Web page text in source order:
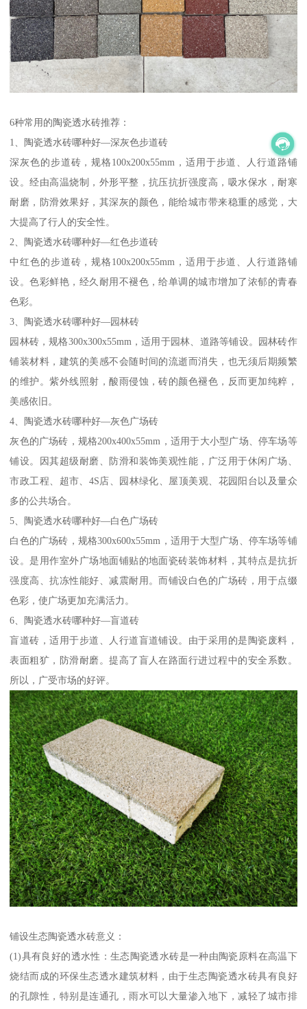
6种常用的陶瓷透水砖推荐：
1、陶瓷透水砖哪种好—深灰色步道砖
深灰色的步道砖，规格100x200x55mm，适用于步道、人行道路铺
设。经由高温烧制，外形平整，抗压抗折强度高，吸水保水，耐寒
耐磨，防滑效果好，其深灰的颜色，能给城市带来稳重的感觉，大
大提高了行人的安全性。
2、陶瓷透水砖哪种好—红色步道砖
中红色的步道砖，规格100x200x55mm，适用于步道、人行道路铺
设。色彩鲜艳，经久耐用不褪色，给单调的城市增加了浓郁的青春
色彩。
3、陶瓷透水砖哪种好—园林砖
园林砖，规格300x300x55mm，适用于园林、道路等铺设。园林砖作
铺装材料，建筑的美感不会随时间的流逝而消失，也无须后期频繁
的维护。紫外线照射，酸雨侵蚀，砖的颜色褪色，反而更加纯粹，
美感依旧。
4、陶瓷透水砖哪种好—灰色广场砖
灰色的广场砖，规格200x400x55mm，适用于大小型广场、停车场等
铺设。因其超级耐磨、防滑和装饰美观性能，广泛用于休闲广场、
市政工程、超市、4S店、园林绿化、屋顶美观、花园阳台以及量众
多的公共场合。
5、陶瓷透水砖哪种好—白色广场砖
白色的广场砖，规格300x600x55mm，适用于大型广场、停车场等铺
设。是用作室外广场地面铺贴的地面瓷砖装饰材料，其特点是抗折
强度高、抗冻性能好、减震耐用。而铺设白色的广场砖，用于点缀
色彩，使广场更加充满活力。
6、陶瓷透水砖哪种好—盲道砖
盲道砖，适用于步道、人行道盲道铺设。由于采用的是陶瓷废料，
表面粗犷，防滑耐磨。提高了盲人在路面行进过程中的安全系数。
所以，广受市场的好评。
铺设生态陶瓷透水砖意义：
(1)具有良好的透水性：生态陶瓷透水砖是一种由陶瓷原料在高温下
烧结而成的环保生态透水建筑材料，由于生态陶瓷透水砖具有良好
的孔隙性，特别是连通孔，雨水可以大量渗入地下，减轻了城市排